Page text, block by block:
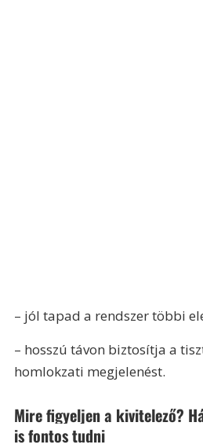
– jól tapad a rendszer többi
– hosszú távon biztosítja a
homlokzati megjelenést.
Mire figyeljen a kivitelező?
is fontos tudni